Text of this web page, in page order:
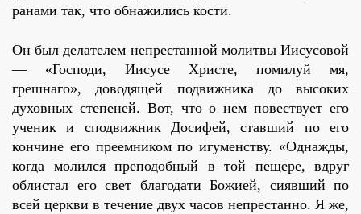
ранами так, что обнажились кости.
Он был делателем непрестанной молитвы Иисусовой
— «Господи, Иисусе Христе, помилуй мя,
грешнаго», доводящей подвижника до высоких
духовных степеней. Вот, что о нем повествует его
ученик и сподвижник Досифей, ставший по его
кончине его преемником по игуменству. «Однажды,
когда молился преподобный в той пещере, вдруг
облистал его свет благодати Божией, сиявший по
всей церкви в течение двух часов непрестанно. Я же,